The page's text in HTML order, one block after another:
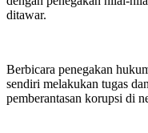
ditawar.
Berbicara penegakan
sendiri melakukan tugas
pemberantasan korupsi di